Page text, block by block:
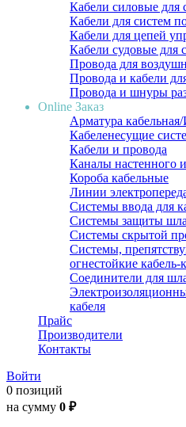
Кабели силовые для
Кабели для систем
Кабели для цепей
Кабели судовые для
Провода для
Провода и кабели
Провода и шнуры
Online Заказ
Арматура
Кабеленесущие
Кабели и провода
Каналы настенного
Короба кабельные
Линии
Системы ввода для
Системы защиты
Системы скрытой
Системы,
огнестойкие кабель-
Соединители для
кабеля
Прайс
Производители
Контакты
Войти
0 позиций
на сумму 0 ₽